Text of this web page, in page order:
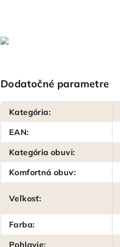
Dodatočné parametre
Kategória:
EAN:
Kategória obuvi:
Komfortná obuv:
Veľkosť:
Farba:
Pohlavie: